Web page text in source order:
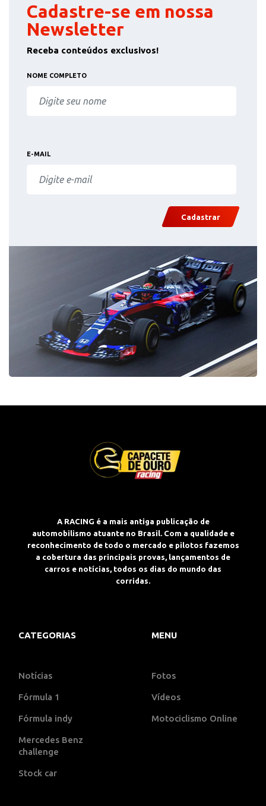
Cadastre-se em nossa
Newsletter
Receba conteúdos exclusivos!
NOME COMPLETO
E-MAIL
Cadastrar
A RACING é a mais antiga publicação de
automobilismo atuante no Brasil. Com a qualidade e
reconhecimento de todo o mercado e pilotos fazemos
a cobertura das principais provas, lançamentos de
carros e notícias, todos os dias do mundo das
corridas.
CATEGORIAS
Notícias
Fórmula 1
Fórmula indy
Mercedes Benz
challenge
Stock car
MENU
Fotos
Vídeos
Motociclismo Online